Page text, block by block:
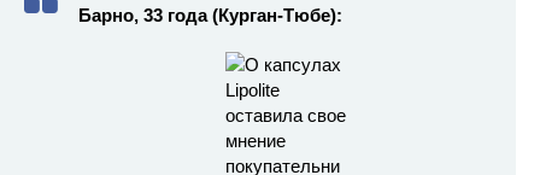
Барно, 33 года (Курган-Тюбе):